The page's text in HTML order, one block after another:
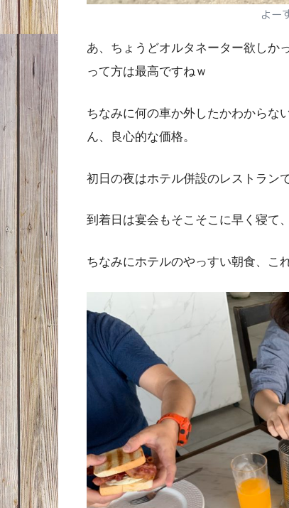
よー
あ、ちょうどオルタネーター欲しか
って方は最高ですねｗ
ちなみに何の車か外したかわからな
ん、良心的な価格。
初日の夜はホテル併設のレストラン
到着日は宴会もそこそこに早く寝て
ちなみにホテルのやっすい朝食、こ